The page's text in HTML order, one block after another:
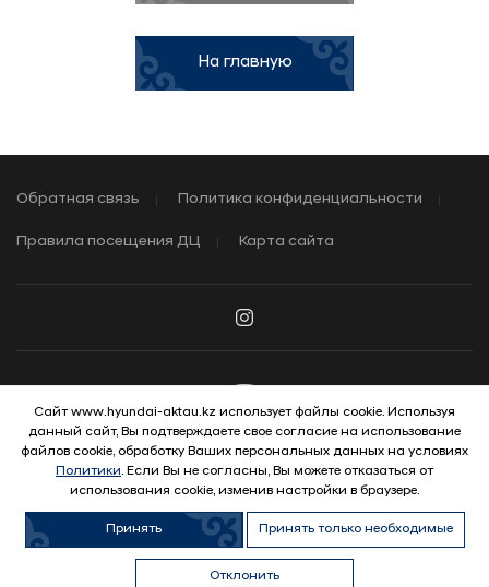
На главную
Обратная связь Политика конфиденциальности
Правила посещения ДЦ Карта сайта
© 2026 Hyundai Motor Company
Сайт www.hyundai-aktau.kz использует файлы cookie. Используя
данный сайт, Вы подтверждаете свое согласие на использование
файлов cookie, обработку Ваших персональных данных на условиях
Политики. Если Вы не согласны, Вы можете отказаться от
использования cookie, изменив настройки в браузере.
Принять Принять только необходимые
Отклонить